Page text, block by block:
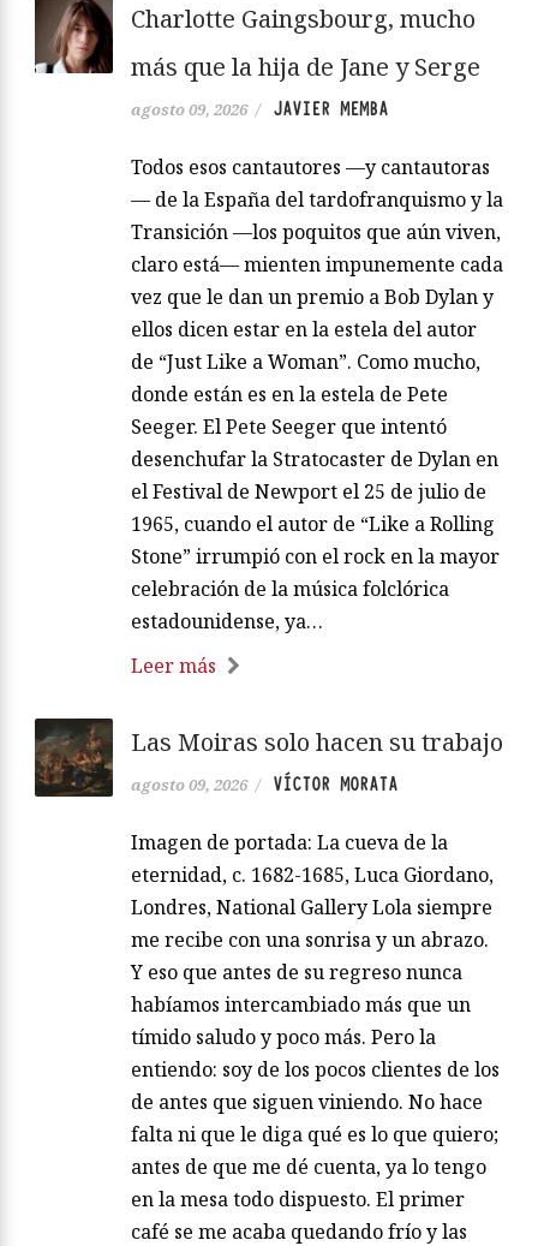
Charlotte Gaingsbourg, mucho
más que la hija de Jane y Serge
agosto 09, 2026 / JAVIER MEMBA
Todos esos cantautores —y cantautoras
— de la España del tardofranquismo y la
Transición —los poquitos que aún viven,
claro está— mienten impunemente cada
vez que le dan un premio a Bob Dylan y
ellos dicen estar en la estela del autor
de “Just Like a Woman”. Como mucho,
donde están es en la estela de Pete
Seeger. El Pete Seeger que intentó
desenchufar la Stratocaster de Dylan en
el Festival de Newport el 25 de julio de
1965, cuando el autor de “Like a Rolling
Stone” irrumpió con el rock en la mayor
celebración de la música folclórica
estadounidense, ya…
Leer más
Las Moiras solo hacen su trabajo
agosto 09, 2026 / VÍCTOR MORATA
Imagen de portada: La cueva de la
eternidad, c. 1682-1685, Luca Giordano,
Londres, National Gallery Lola siempre
me recibe con una sonrisa y un abrazo.
Y eso que antes de su regreso nunca
habíamos intercambiado más que un
tímido saludo y poco más. Pero la
entiendo: soy de los pocos clientes de los
de antes que siguen viniendo. No hace
falta ni que le diga qué es lo que quiero;
antes de que me dé cuenta, ya lo tengo
en la mesa todo dispuesto. El primer
café se me acaba quedando frío y las